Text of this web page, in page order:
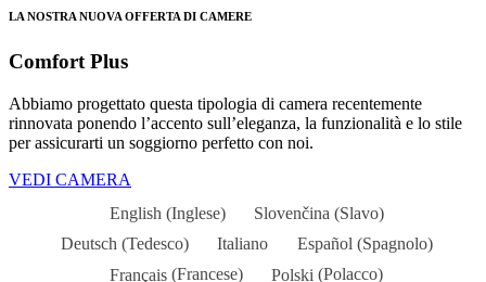
LA NOSTRA NUOVA OFFERTA DI CAMERE
Comfort Plus
Abbiamo progettato questa tipologia di camera recentemente
rinnovata ponendo l’accento sull’eleganza, la funzionalità e lo stile
per assicurarti un soggiorno perfetto con noi.
VEDI CAMERA
English (Inglese) Slovenčina (Slavo)
Deutsch (Tedesco) Italiano Español (Spagnolo)
Français (Francese) Polski (Polacco)